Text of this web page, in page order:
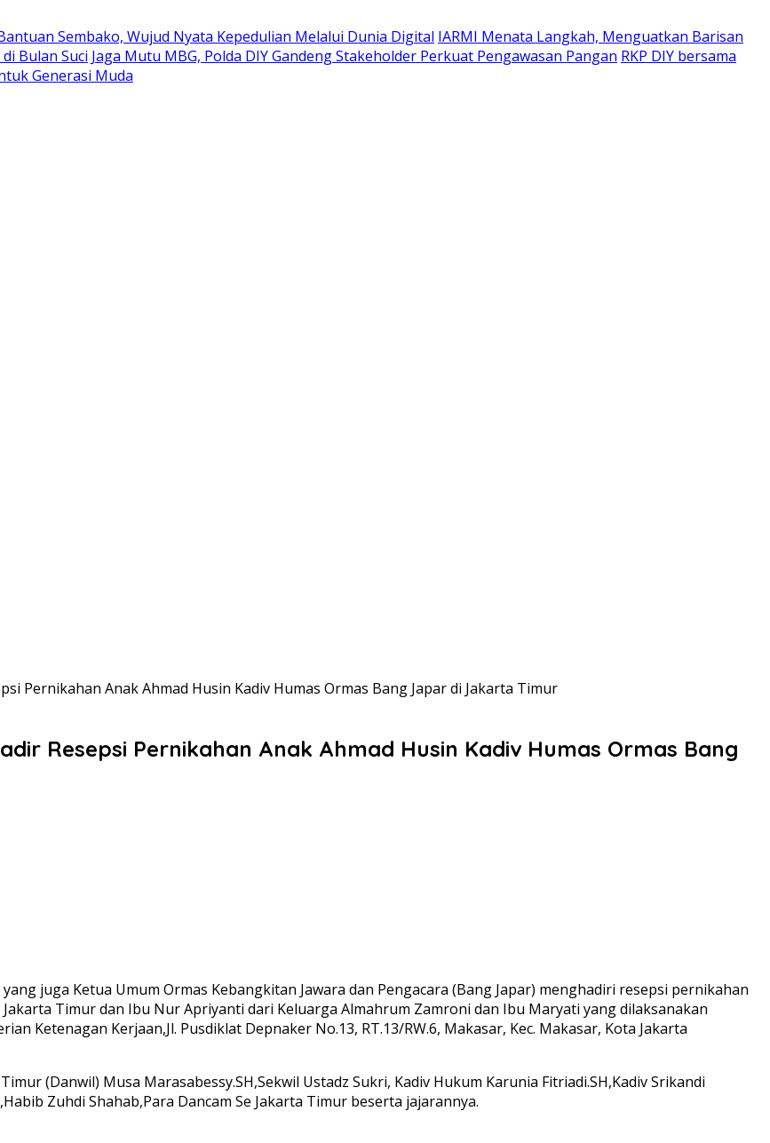
Sembako, Wujud Nyata Kepedulian Melalui Dunia Digital IARMI Menata Langkah, Menguatkan Barisan
Bulan Suci Jaga Mutu MBG, Polda DIY Gandeng Stakeholder Perkuat Pengawasan Pangan RKP DIY bersama
Generasi Muda
Pernikahan Anak Ahmad Husin Kadiv Humas Ormas Bang Japar di Jakarta Timur
Resepsi Pernikahan Anak Ahmad Husin Kadiv Humas Ormas Bang
yang juga Ketua Umum Ormas Kebangkitan Jawara dan Pengacara (Bang Japar) menghadiri resepsi pernikahan
Timur dan Ibu Nur Apriyanti dari Keluarga Almahrum Zamroni dan Ibu Maryati yang dilaksanakan
Ketenagan Kerjaan,Jl. Pusdiklat Depnaker No.13, RT.13/RW.6, Makasar, Kec. Makasar, Kota Jakarta
(Danwil) Musa Marasabessy.SH,Sekwil Ustadz Sukri, Kadiv Hukum Karunia Fitriadi.SH,Kadiv Srikandi
Zuhdi Shahab,Para Dancam Se Jakarta Timur beserta jajarannya.